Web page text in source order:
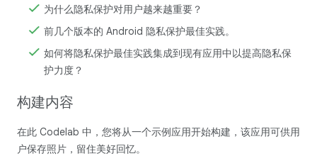
为什么隐私保护对用户越来越重要？
前几个版本的 Android 隐私保护最佳实践。
如何将隐私保护最佳实践集成到现有应用中以提高隐私保
护力度？
构建内容
在此 Codelab 中，您将从一个示例应用开始构建，该应用可供用
户保存照片，留住美好回忆。